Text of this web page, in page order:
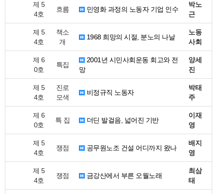
제 5
4호
흐름 민영화 과정의 노동자 기업 인수
박노
근
제 5
4호
책소
개
1968 희망의 시절, 분노의 나날
노동
사회
제 6
0호
특집
2001년 시민사회운동 회고와 전
망
양세
진
제 5
4호
진로
모색
비정규직 노동자
박태
주
제 6
0호
특 집 더딘 발걸음, 넓어진 기반
이재
영
제 5
4호
쟁점 공무원노조 건설 어디까지 왔나
배지
영
제 5
4호
쟁점 금강산에서 부른 오월노래
최삼
태